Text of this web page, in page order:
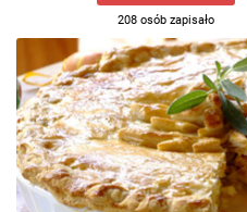
208 osób zapisało